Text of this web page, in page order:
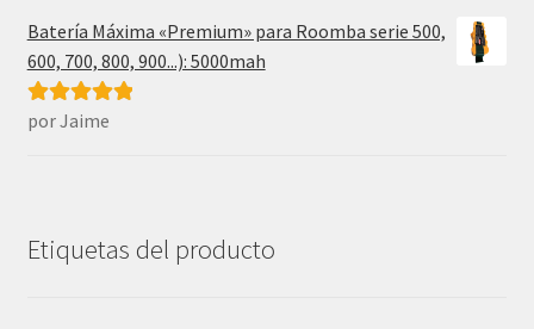
Batería Máxima «Premium» para Roomba serie 500,
600, 700, 800, 900...): 5000mah
Valorado con
por Jaime
Etiquetas del producto